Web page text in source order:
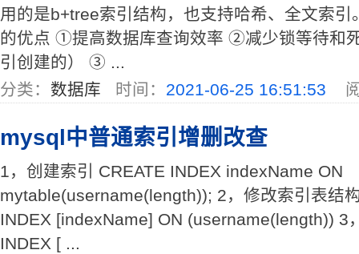
用的是b+tree索引结构，也支持哈希、全文索
的优点 ①提高数据库查询效率 ②减少锁等待和
引创建的） ③ ...
分类： 数据库 时间： 2021-06-25 16:51:53 阅
mysql中普通索引增删改查
1，创建索引 CREATE INDEX indexName ON
mytable(username(length)); 2，修改索引表结
INDEX [indexName] ON (username(length)) 3
INDEX [ ...